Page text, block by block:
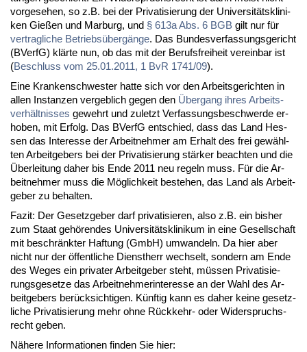
vor­ge­se­hen, so z.B. bei der Pri­va­ti­sie­rung der Uni­ver­si­täts­kli­ni­
ken Gie­ßen und Mar­burg, und § 613a Abs. 6 BGB gilt nur für
ver­trag­li­che Be­triebs­über­gän­ge. Das Bun­des­ver­fas­sungs­ge­richt
(BVerfG) klär­te nun, ob das mit der Be­rufs­frei­heit ver­ein­bar ist
(Be­schluss vom 25.01.2011, 1 BvR 1741/09).
Ei­ne Kran­ken­schwes­ter hat­te sich vor den Ar­beits­ge­rich­ten in
al­len In­stan­zen ver­geb­lich ge­gen den Über­gang ih­res Ar­beits­
ver­hält­nis­ses ge­wehrt und zu­letzt Ver­fas­sungs­be­schwer­de er­
ho­ben, mit Er­folg. Das BVerfG ent­schied, dass das Land Hes­
sen das In­ter­es­se der Ar­beit­neh­mer am Er­halt des frei ge­wähl­
ten Ar­beit­ge­bers bei der Pri­va­ti­sie­rung stär­ker be­ach­ten und die
Über­lei­tung da­her bis En­de 2011 neu re­geln muss. Für die Ar­
beit­neh­mer muss die Mög­lich­keit be­ste­hen, das Land als Ar­beit­
ge­ber zu be­hal­ten.
Fa­zit: Der Ge­setz­ge­ber darf pri­va­ti­sie­ren, al­so z.B. ein bis­her
zum Staat ge­hö­ren­des Uni­ver­si­täts­kli­ni­kum in ei­ne Ge­sell­schaft
mit be­schränk­ter Haf­tung (GmbH) um­wan­deln. Da hier aber
nicht nur der öf­fent­li­che Dienst­herr wech­selt, son­dern am En­de
des We­ges ein pri­va­ter Ar­beit­ge­ber steht, müs­sen Pri­va­ti­sie­
rungs­ge­set­ze das Ar­beit­neh­mer­inter­es­se an der Wahl des Ar­
beit­ge­bers be­rück­sich­ti­gen. Künf­tig kann es da­her kei­ne ge­setz­
li­che Pri­va­ti­sie­rung mehr oh­ne Rück­kehr- oder Wi­der­spruchs­
recht ge­ben.
Nä­he­re In­for­ma­tio­nen fin­den Sie hier: